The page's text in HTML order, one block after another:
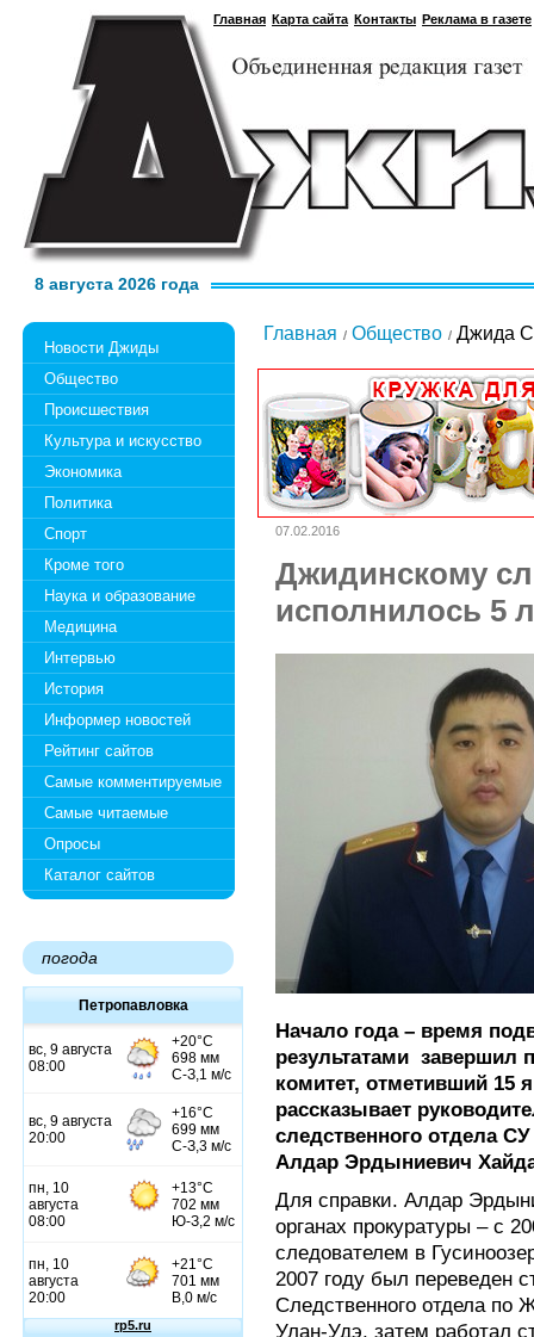
Главная Карта сайта Контакты Реклама в газете
8 августа 2026 года
Новости Джиды
Общество
Происшествия
Культура и искусство
Экономика
Политика
Спорт
Кроме того
Наука и образование
Медицина
Интервью
История
Информер новостей
Рейтинг сайтов
Самые комментируемые
Самые читаемые
Опросы
Каталог сайтов
погода
Петропавловка
Главная Общество Джида
07.02.2016
Джидинскому
исполнилось 5
Начало года – время
результатами завершил
комитет, отметивший 15
рассказывает
следственного отдела
Алдар Эрдыниевич
Для справки. Алдар
органах прокуратуры – с
следователем в
2007 году был переведен
Следственного отдела по
Улан-Удэ, затем работал